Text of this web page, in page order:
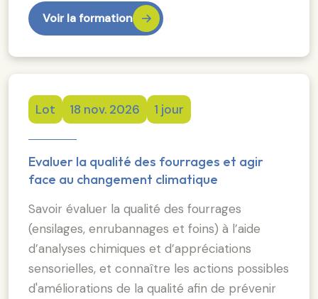
Voir la formation
Lot 18 nov. 2026 1 jour
Evaluer la qualité des fourrages et agir
face au changement climatique
Savoir évaluer la qualité des fourrages
(ensilages, enrubannages et foins) à l’aide
d’analyses chimiques et d’appréciations
sensorielles, et connaître les actions possibles
d'améliorations de la qualité afin de prévenir